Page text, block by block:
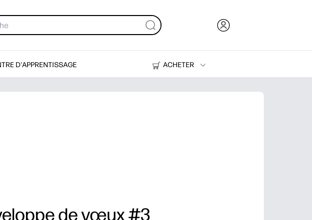
D'APPRENTISSAGE
ACHETER
Imprimantes
de vœux #3